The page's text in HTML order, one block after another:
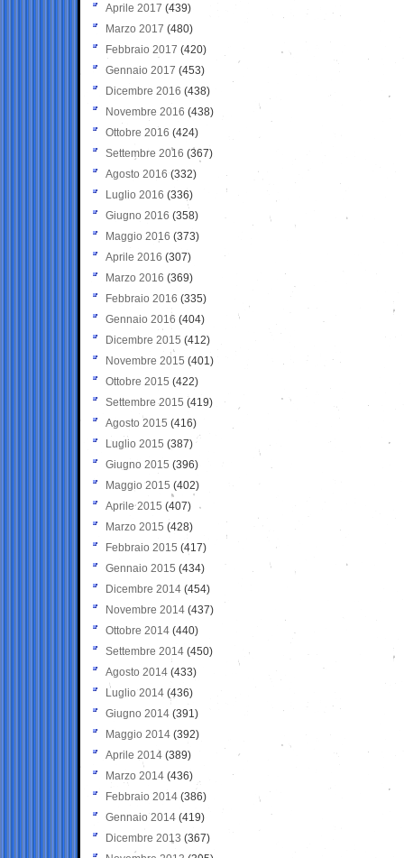
Aprile 2017 (439)
Marzo 2017 (480)
Febbraio 2017 (420)
Gennaio 2017 (453)
Dicembre 2016 (438)
Novembre 2016 (438)
Ottobre 2016 (424)
Settembre 2016 (367)
Agosto 2016 (332)
Luglio 2016 (336)
Giugno 2016 (358)
Maggio 2016 (373)
Aprile 2016 (307)
Marzo 2016 (369)
Febbraio 2016 (335)
Gennaio 2016 (404)
Dicembre 2015 (412)
Novembre 2015 (401)
Ottobre 2015 (422)
Settembre 2015 (419)
Agosto 2015 (416)
Luglio 2015 (387)
Giugno 2015 (396)
Maggio 2015 (402)
Aprile 2015 (407)
Marzo 2015 (428)
Febbraio 2015 (417)
Gennaio 2015 (434)
Dicembre 2014 (454)
Novembre 2014 (437)
Ottobre 2014 (440)
Settembre 2014 (450)
Agosto 2014 (433)
Luglio 2014 (436)
Giugno 2014 (391)
Maggio 2014 (392)
Aprile 2014 (389)
Marzo 2014 (436)
Febbraio 2014 (386)
Gennaio 2014 (419)
Dicembre 2013 (367)